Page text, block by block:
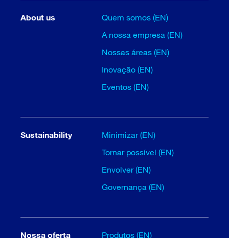
About us
Quem somos (EN)
A nossa empresa (EN)
Nossas áreas (EN)
Inovação (EN)
Eventos (EN)
Sustainability
Minimizar (EN)
Tornar possível (EN)
Envolver (EN)
Governança (EN)
Nossa oferta
Produtos (EN)